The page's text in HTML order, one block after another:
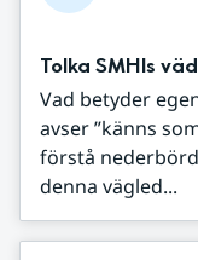
Tolka SMHIs
Vad betyder
avser ”känns
förstå
denna vägled...